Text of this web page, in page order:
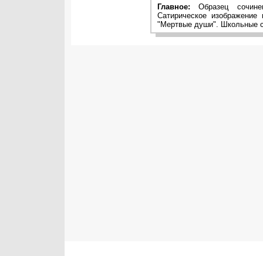
Главное: Образец
Сатирическое
"Мертвые души". Школьные